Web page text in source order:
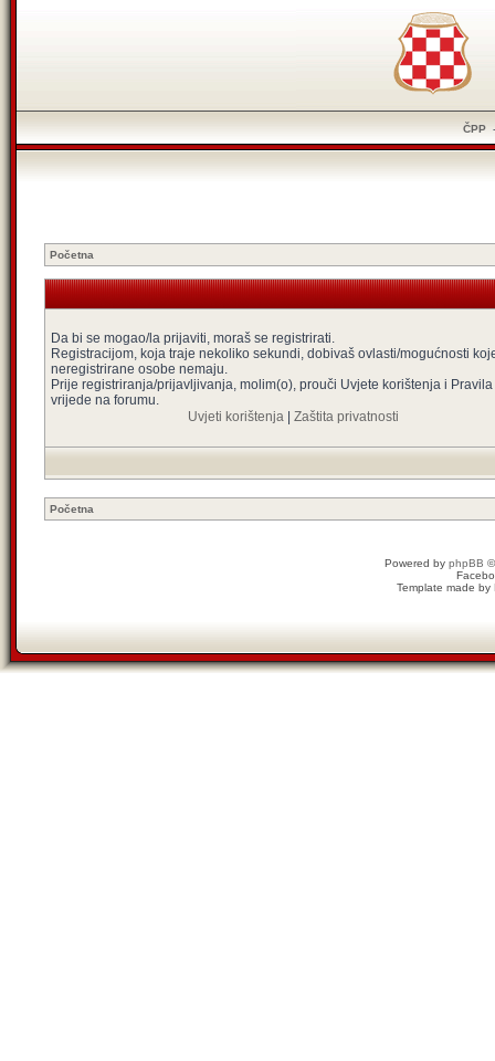
ČPP
Početna
Da bi se mogao/la prijaviti, moraš se registrirati.
Registracijom, koja traje nekoliko sekundi, dobivaš ovlasti/mogućnosti
neregistrirane osobe nemaju.
Prije registriranja/prijavljivanja, molim(o), prouči Uvjete korištenja i
vrijede na forumu.
Uvjeti korištenja| Zaštita privatnosti
Početna
Powered by phpBB
Template made by